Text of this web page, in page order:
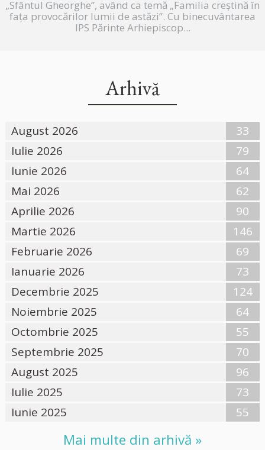
„Sfântul Gheorghe”, având ca temă „Familia creștină în
fața provocărilor lumii de astăzi”. Cu binecuvântarea
IPS Părinte Arhiepiscop...
Arhivă
August 2026
33
Iulie 2026
79
Iunie 2026
64
Mai 2026
62
Aprilie 2026
90
Martie 2026
146
Februarie 2026
69
Ianuarie 2026
73
Decembrie 2025
124
Noiembrie 2025
64
Octombrie 2025
55
Septembrie 2025
70
August 2025
96
Iulie 2025
73
Iunie 2025
55
Mai multe din arhivă »